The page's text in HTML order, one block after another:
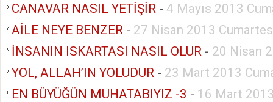
CANAVAR NASIL YETİŞİR - 4 Mayıs 2013
AİLE NEYE BENZER - 27 Nisan 2013
İNSANIN ISKARTASI NASIL OLUR - 20 Nisan
YOL, ALLAH’IN YOLUDUR - 23 Mart 2013
EN BÜYÜĞÜN MUHATABIYIZ -3 - 16 Mart